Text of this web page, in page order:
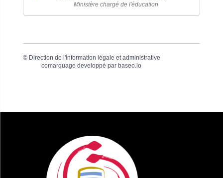
Ministère chargé de l'éducation
© Direction de l'information légale et administrative
comarquage developpé parbaseo.io